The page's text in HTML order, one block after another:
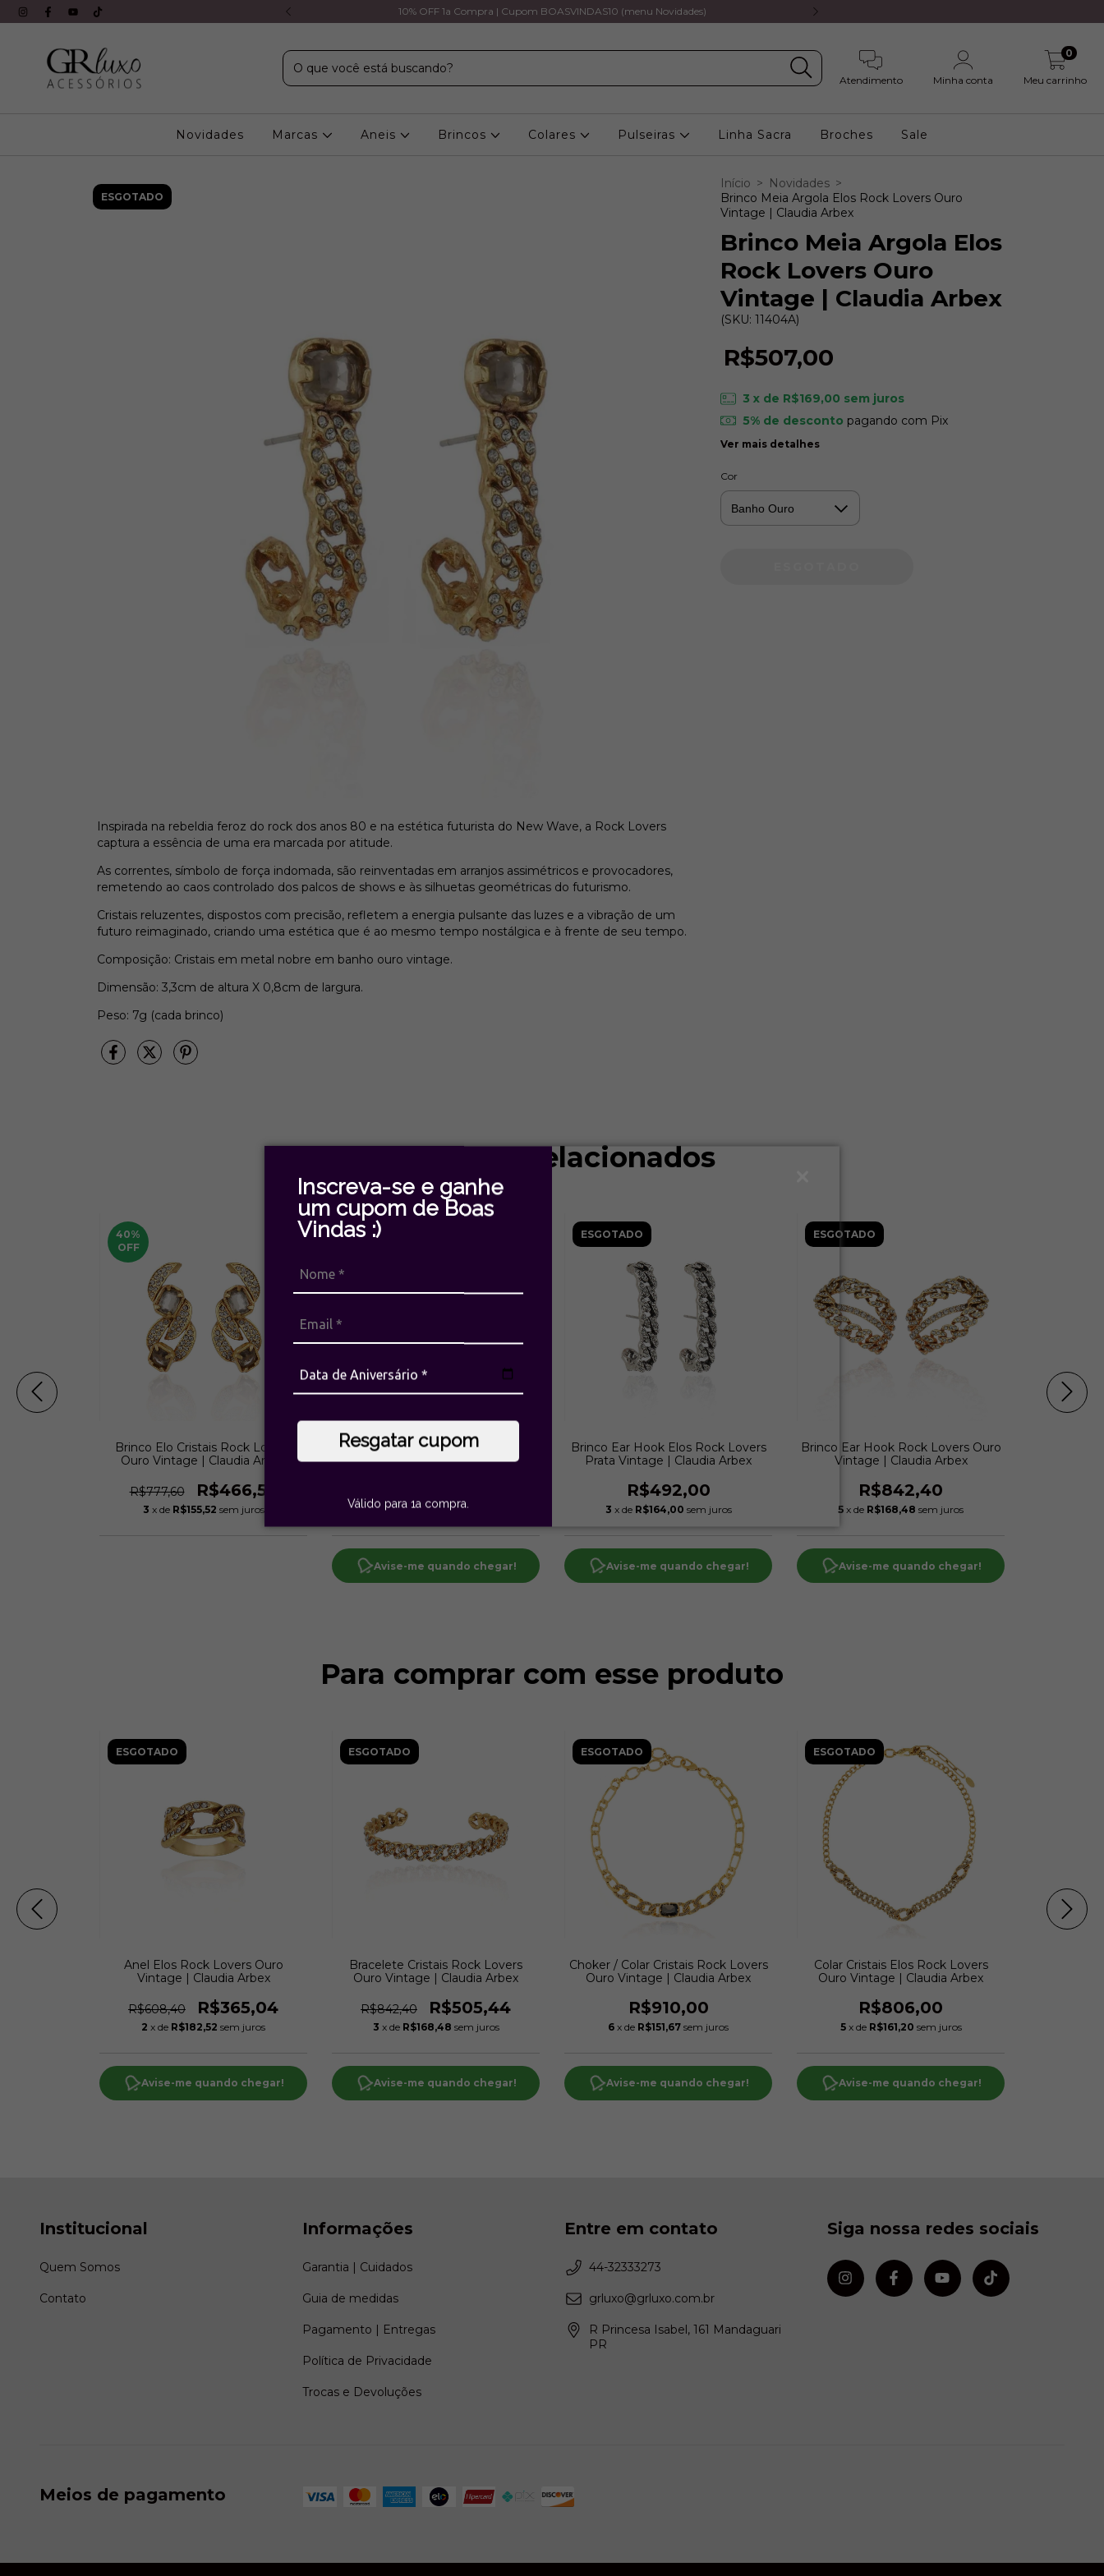
Inscreva-se e ganhe
um cupom de Boas
Vindas :)
Resgatar cupom
Válido para 1a compra.
s/ juros em todos os cartões 10% OFF 1a Compra | Cupom BOASVINDAS10 (menu Novidades)
Atendimento Minha conta Meu carrinho
0
Novidades Marcas Aneis Brincos Colares Pulseiras Linha Sacra Broches Sale
ESGOTADO
Inspirada na rebeldia feroz do rock dos anos 80 e na estética futurista do New Wave, a Rock Lovers
captura a essência de uma era marcada por atitude.
As correntes, símbolo de força indomada, são reinventadas em arranjos assimétricos e provocadores,
remetendo ao caos controlado dos palcos de shows e às silhuetas geométricas do futurismo.
Cristais reluzentes, dispostos com precisão, refletem a energia pulsante das luzes e a vibração de um
futuro reimaginado, criando uma estética que é ao mesmo tempo nostálgica e à frente de seu tempo.
Composição: Cristais em metal nobre em banho ouro vintage.
Dimensão: 3,3cm de altura X 0,8cm de largura.
Peso: 7g (cada brinco)
Início > Novidades >
Brinco Meia Argola Elos Rock Lovers Ouro
Vintage | Claudia Arbex
Brinco Meia Argola Elos
Rock Lovers Ouro
Vintage | Claudia Arbex
(SKU: 11404A)
R$507,00
3 x de R$169,00 sem juros
5% de desconto pagando com Pix
Ver mais detalhes
Cor
Produtos relacionados
40%
OFF
Brinco Elo Cristais Rock Lovers
Ouro Vintage | Claudia Arbex
R$777,60 R$466,56
3 x de R$155,52 sem juros
ESGOTADO
Brinco Argola Elos Rock Lovers
Prata Vintage | Claudia Arbex
3 x deR$169,00 sem juros
Avise-me quando chegar!
ESGOTADO
Brinco Ear Hook Elos Rock Lovers
Prata Vintage | Claudia Arbex
R$492,00
3 x de R$164,00 sem juros
Avise-me quando chegar!
ESGOTADO
Brinco Ear Hook Rock Lovers Ouro
Vintage | Claudia Arbex
R$842,40
5 x de R$168,48 sem juros
Avise-me quando chegar!
Para comprar com esse produto
ESGOTADO
Anel Elos Rock Lovers Ouro
Vintage | Claudia Arbex
R$608,40 R$365,04
2 x de R$182,52 sem juros
Avise-me quando chegar!
ESGOTADO
Bracelete Cristais Rock Lovers
Ouro Vintage | Claudia Arbex
R$842,40 R$505,44
3 x de R$168,48 sem juros
Avise-me quando chegar!
ESGOTADO
Choker / Colar Cristais Rock Lovers
Ouro Vintage | Claudia Arbex
R$910,00
6 x de R$151,67 sem juros
Avise-me quando chegar!
ESGOTADO
Colar Cristais Elos Rock Lovers
Ouro Vintage | Claudia Arbex
R$806,00
5 x de R$161,20 sem juros
Avise-me quando chegar!
Institucional
Quem Somos
Contato
Informações
Garantia | Cuidados
Guia de medidas
Pagamento | Entregas
Política de Privacidade
Trocas e Devoluções
Entre em contato
44-32333273
grluxo@grluxo.com.br
R Princesa Isabel, 161 Mandaguari
PR
Siga nossa redes sociais
Meios de pagamento